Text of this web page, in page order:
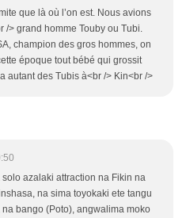
que là où l’on est. Nous avions
/> grand homme Touby ou Tubi.
champion des gros hommes, on
époque tout bébé qui grossit
autant des Tubis à<br /> Kin<br />
solo azalaki attraction na Fikin na
na sima toyokaki ete tangu
bango (Poto), angwalima moko